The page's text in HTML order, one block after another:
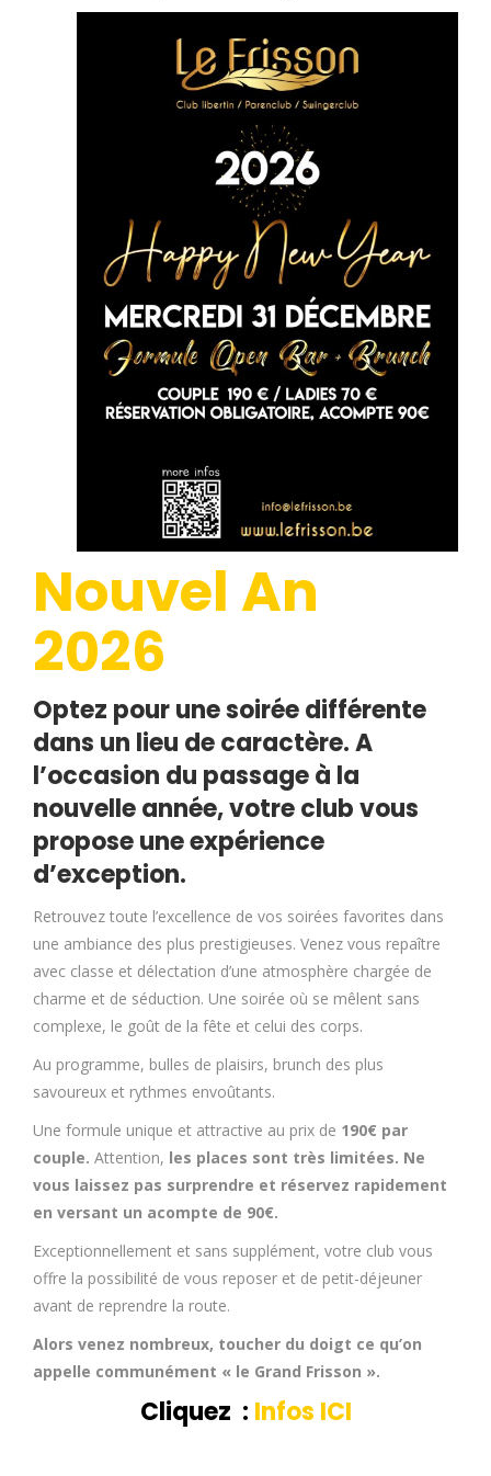
Nouvel An
2026
Optez pour une soirée différente
dans un lieu de caractère. A
l’occasion du passage à la
nouvelle année, votre club vous
propose une expérience
d’exception.
Retrouvez toute l’excellence de vos soirées favorites dans
une ambiance des plus prestigieuses. Venez vous repaître
avec classe et délectation d’une atmosphère chargée de
charme et de séduction. Une soirée où se mêlent sans
complexe, le goût de la fête et celui des corps.
Au programme, bulles de plaisirs, brunch des plus
savoureux et rythmes envoûtants.
Une formule unique et attractive au prix de 190€ par
couple. Attention, les places sont très limitées. Ne
vous laissez pas surprendre et réservez rapidement
en versant un acompte de 90€.
Exceptionnellement et sans supplément, votre club vous
offre la possibilité de vous reposer et de petit-déjeuner
avant de reprendre la route.
Alors venez nombreux, toucher du doigt ce qu’on
appelle communément « le Grand Frisson ».
Cliquez : Infos ICI